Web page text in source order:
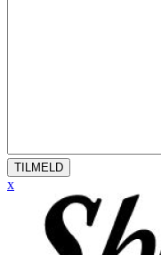
TILMELD
x